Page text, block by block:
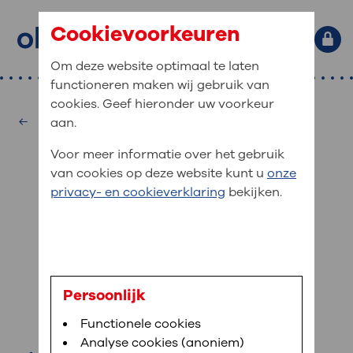
Primaire website navigatie
Home
Afdelingen
Medische informatie
Uw verblijf in OLVG
Werken bij OLVG
: waar bent u naar op zoek?
Veel gezocht: Bloedafname , MijnOLVG ,Digitalisering
MijnOLVG
gegevens inzien
MijnOLVG is het patiëntenportaal van OLVG. In
sneller helpen.
Direct naar MijnOLVG
Neurologie
S.F. Scott
physician assistant
Cookievoorkeuren
Om deze website optimaal te laten
functioneren maken wij gebruik van
cookies. Geef hieronder uw voorkeur
aan.
Voor meer informatie over het gebruik
van cookies op deze website kunt u onze
privacy- en cookieverklaring bekijken.
Persoonlijk
Functionele cookies
Analyse cookies (anoniem)